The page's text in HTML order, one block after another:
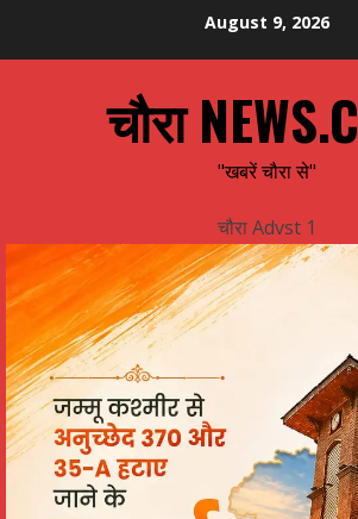
August 9, 2026
चौरा
"खबरें चौरा से"
चौरा Advst 1